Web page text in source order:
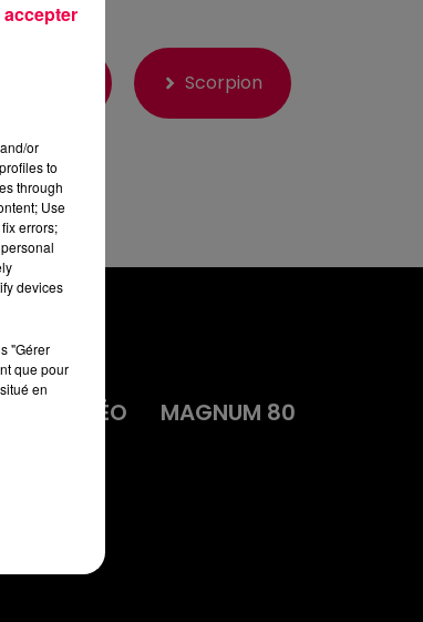
Scorpion
VIDÉO
MAGNUM 80
or
to
through
Use
errors;
devices
"Gérer
que pour
en